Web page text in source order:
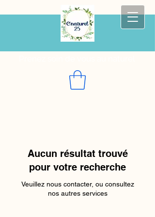
Aucun résultat trouvé
pour votre recherche
Veuillez nous contacter, ou consultez
nos autres services